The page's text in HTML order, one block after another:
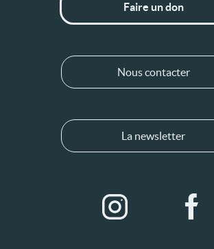
Faire un don
Nous contacter
La newsletter